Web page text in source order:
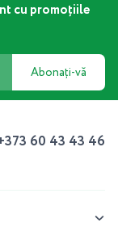
cu promoțiile
Abonați-vă
60 43 43 46